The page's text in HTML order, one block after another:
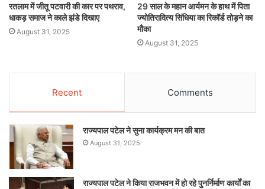
रतलाम में जीतू पटवारी की कार पर पथराव,
धाकड़ समाज ने काले झंडे दिखाए
August 31, 2025
29 साल के महान आर्यमन के हाथ में पिता
ज्योतिरादित्य सिंधिया का रिकॉर्ड तोड़ने का
मौका
August 31, 2025
Recent Comments
राज्यपाल पटेल ने सुना कार्यक्रम मन की बात
August 31, 2025
राज्यपाल पटेल ने किया राजभवन में हो रहे पुनर्निर्माण कार्यों का